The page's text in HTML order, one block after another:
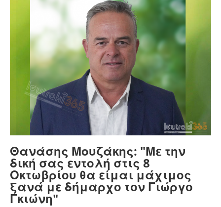
Θανάσης Μουζάκης: "Με την
δική σας εντολή στις 8
Οκτωβρίου θα είμαι μάχιμος
ξανά με δήμαρχο τον Γιώργο
Γκιώνη"